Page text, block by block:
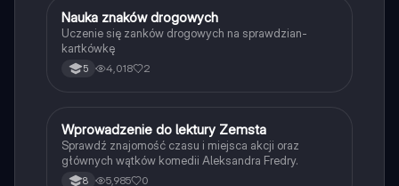
NTechnika
Nauka znaków drogowych
Uczenie się zanków drogowych na sprawdzian-
kartkówkę
5 4,018 2
WJęzyk polski
Wprowadzenie do lektury Zemsta
Sprawdź znajomość czasu i miejsca akcji oraz
głównych wątków komedii Aleksandra Fredry.
8 5,985 0